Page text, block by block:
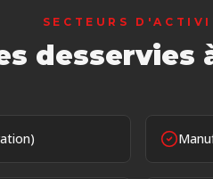
SECTEURS
desservies